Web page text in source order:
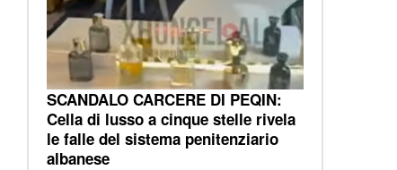
SCANDALO CARCERE DI PEQIN:
Cella di lusso a cinque stelle rivela
le falle del sistema penitenziario
albanese